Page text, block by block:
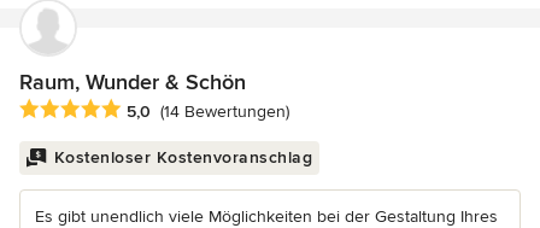
Raum, Wunder & Schön
Durchschnittliche Bewertung: 5 von 5 Sternen
5,0 (14 Bewertungen)
Kostenloser Kostenvoranschlag
Es gibt unendlich viele Möglichkeiten bei der Gestaltung Ihres